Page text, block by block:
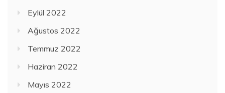
Eylül 2022
Ağustos 2022
Temmuz 2022
Haziran 2022
Mayıs 2022